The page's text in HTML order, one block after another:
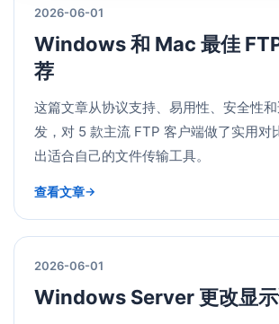
2026-06-01
Windows 和 Mac 最佳
荐
这篇文章从协议支持、易用性、安全性
发，对 5 款主流 FTP 客户端做了实用对
出适合自己的文件传输工具。
查看文章
2026-06-01
Windows Server 更改显